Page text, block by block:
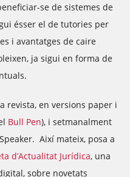
se de sistemes de
ésser el de tutories per
i avantatges de caire
ja sigui en forma de
revista, en versions paper i
Bull Pen), i setmanalment
Així mateix, posa a
d’Actualitat Jurídica, una
sobre novetats